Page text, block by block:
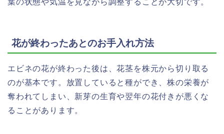
葉の状態や気温を見ながら調整することが大切です。
花が終わったあとのお手入れ方法
エビネの花が終わった後は、花茎を株元から切り取る
のが基本です。放置していると種ができ、株の栄養が
奪われてしまい、新芽の生育や翌年の花付きが悪くな
ることがあります。